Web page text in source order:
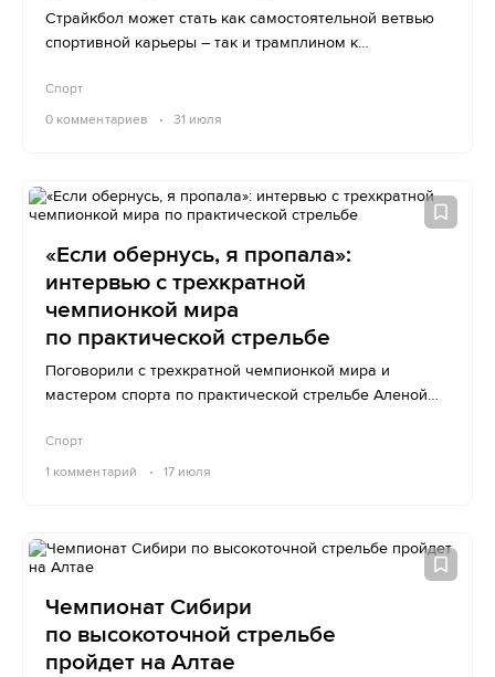
Страйкбол может стать как самостоятельной ветвью
спортивной карьеры – так и трамплином к
Спорт
0 комментариев 31 июля
«Если обернусь, я пропала»:
интервью с трехкратной
чемпионкой мира
по практической стрельбе
Поговорили с трехкратной чемпионкой мира и
мастером спорта по практической стрельбе Аленой
Спорт
1 комментарий 17 июля
Чемпионат Сибири
по высокоточной стрельбе
пройдет на Алтае